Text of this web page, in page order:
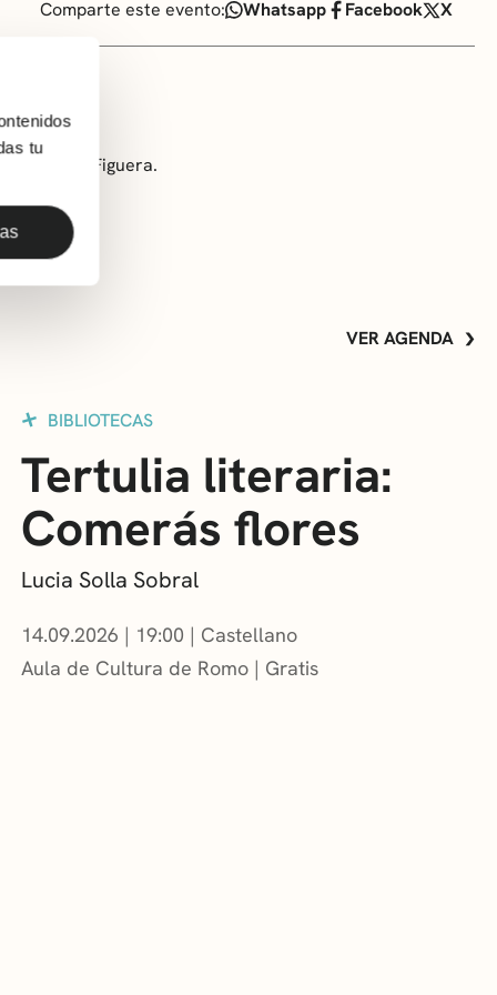
tu
Comparte este evento: Whatsapp Facebook X
Ángela Figuera.
VER AGENDA
BIBLIOTECAS
Tertulia literaria:
Comerás flores
Lucia Solla Sobral
14.09.2026 | 19:00
Castellano
Aula de Cultura de Romo
Gratis